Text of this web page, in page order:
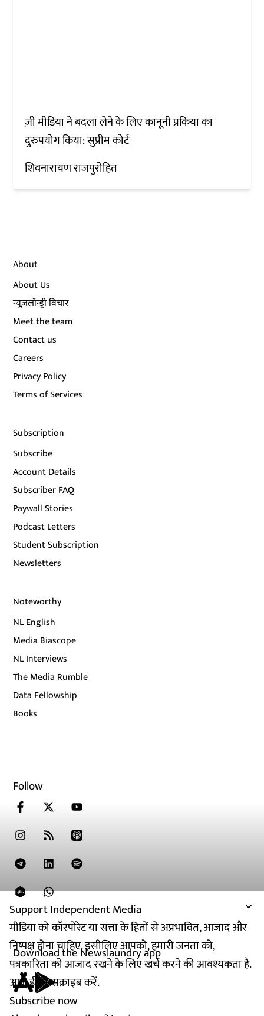
Support Independent Media
मीडिया को कॉरपोरेट या सत्ता के हितों से अप्रभावित, आजाद और
निष्पक्ष होना चाहिए. इसीलिए आपको, हमारी जनता को,
पत्रकारिता को आजाद रखने के लिए खर्च करने की आवश्यकता है.
आज ही सब्सक्राइब करें.
Subscribe now
ज़ी मीडिया ने बदला लेने के लिए कानूनी प्रकिया का
दुरुपयोग किया: सुप्रीम कोर्ट
शिवनारायण राजपुरोहित
About
About Us
न्यूज़लॉन्ड्री विचार
Meet the team
Contact us
Careers
Privacy Policy
Terms of Services
Subscription
Subscribe
Account Details
Subscriber FAQ
Paywall Stories
Podcast Letters
Student Subscription
Newsletters
Noteworthy
NL English
Media Biascope
NL Interviews
The Media Rumble
Data Fellowship
Books
Follow
Download the Newslaundry app